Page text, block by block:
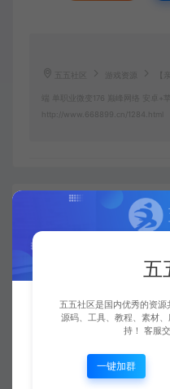
五五社区 游戏资源 【
端 单职业微变176 巅峰网络 安卓+
http://www.668899.cn/1284.html
五五社区
上一篇：
【亲测】【手游】战神引擎手游 windows端 三职业星王复古176 我本传奇 安卓+苹果
五
五五社区是国内优秀的资源
源码、工具、教程、素材
持！ 客服
一键加群